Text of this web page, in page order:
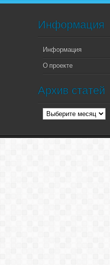
Информация
Информация
О проекте
Архив статей
Архив
статей